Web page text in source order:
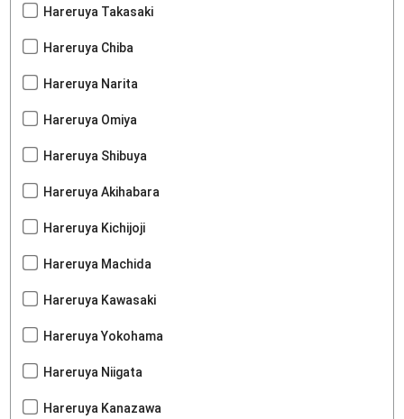
Hareruya Takasaki
Hareruya Chiba
Hareruya Narita
Hareruya Omiya
Hareruya Shibuya
Hareruya Akihabara
Hareruya Kichijoji
Hareruya Machida
Hareruya Kawasaki
Hareruya Yokohama
Hareruya Niigata
Hareruya Kanazawa